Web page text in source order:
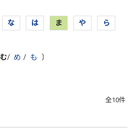
な は ま や ら
む/ め / も 〕
全10件